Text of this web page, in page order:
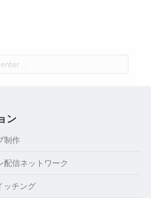
ン
制作
配信ネットワーク
ッチング